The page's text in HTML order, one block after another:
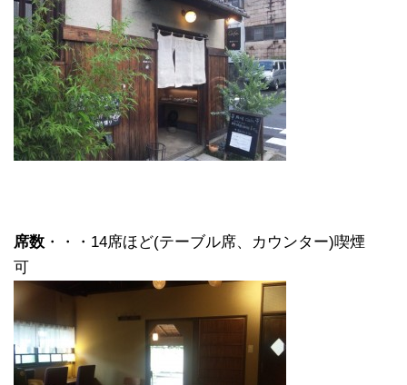
席数 ・・・14席ほど(テーブル席、カウンター)喫煙
可